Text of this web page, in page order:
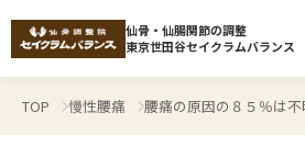
仙骨・仙腸関節の調整
東京世田谷セイクラムバランス
TOP 慢性腰痛 腰痛の原因の８５％は不